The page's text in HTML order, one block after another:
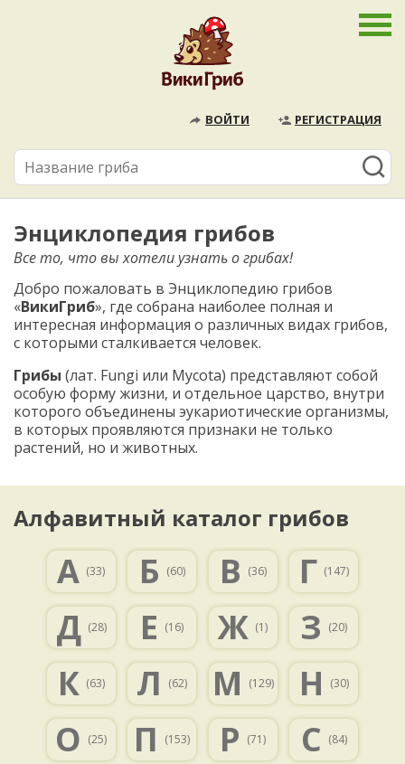
ВОЙТИ РЕГИСТРАЦИЯ
Энциклопедия грибов
Все то, что вы хотели узнать о грибах!
Добро пожаловать в Энциклопедию грибов
«ВикиГриб», где собрана наиболее полная и
интересная информация о различных видах грибов,
с которыми сталкивается человек.
Грибы (лат. Fungi или Mycota) представляют собой
особую форму жизни, и отдельное царство, внутри
которого объединены эукариотические организмы,
в которых проявляются признаки не только
растений, но и животных.
Алфавитный каталог грибов
А (33) Б (60) В (36) Г (147)
Д (28) Е (16) Ж (1) З (20)
К (63) Л (62) М (129) Н (30)
О (25) П (153) Р (71) С (84)